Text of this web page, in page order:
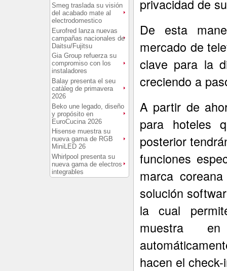
Smeg traslada su visión
del acabado mate al
electrodomestico
Eurofred lanza nuevas
campañas nacionales de
Daitsu/Fujitsu
Gia Group refuerza su
compromiso con los
instaladores
Balay presenta el seu
catàleg de primavera
2026
Beko une legado, diseño
y propósito en
EuroCucina 2026
Hisense muestra su
nueva gama de RGB
MiniLED 26
Whirlpool presenta su
nueva gama de electros
integrables
privacidad de
De esta
mercado de
clave para la
creciendo a
A partir de
para hoteles
posterior
funciones
marca
solución
la cual
muestra
hacen el check-